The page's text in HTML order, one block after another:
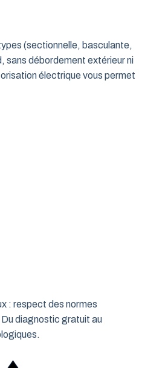
(sectionnelle, basculante,
sans débordement extérieur ni
électrique vous permet
: respect des normes
diagnostic gratuit au